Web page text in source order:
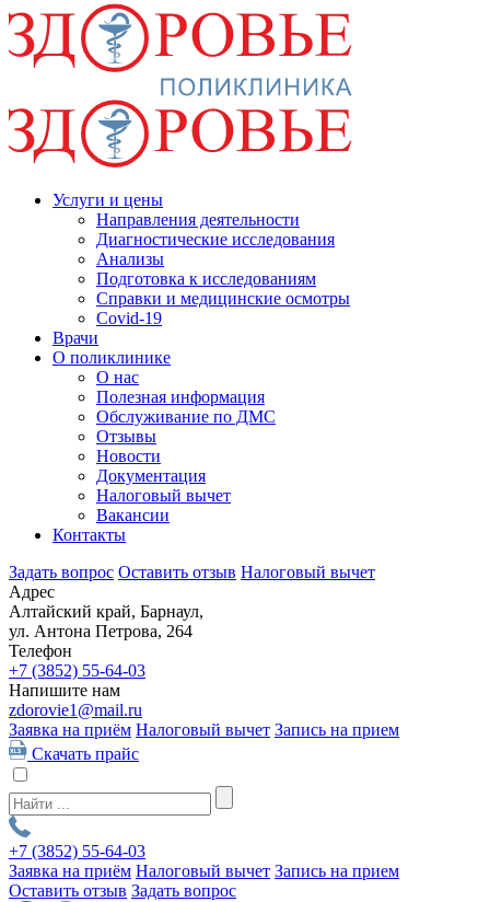
Услуги и цены
Направления деятельности
Диагностические исследования
Анализы
Подготовка к исследованиям
Справки и медицинские осмотры
Covid-19
Врачи
О поликлинике
О нас
Полезная информация
Обслуживание по ДМС
Отзывы
Новости
Документация
Налоговый вычет
Вакансии
Контакты
Задать вопрос Оставить отзыв Налоговый вычет
Адрес
Алтайский край, Барнаул,
ул. Антона Петрова, 264
Телефон
+7 (3852) 55-64-03
Напишите нам
zdorovie1@mail.ru
Заявка на приём Налоговый вычет Запись на прием
Скачать прайс
+7 (3852) 55-64-03
Заявка на приём Налоговый вычет Запись на прием
Оставить отзыв Задать вопрос